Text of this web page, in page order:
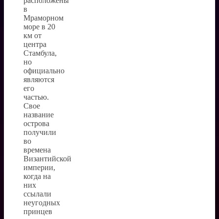
в
Мраморном
море в 20
км от
центра
Стамбула,
но
официально
являются
его
частью.
Свое
название
острова
получили
во
времена
Византийской
империи,
когда на
них
ссылали
неугодных
принцев